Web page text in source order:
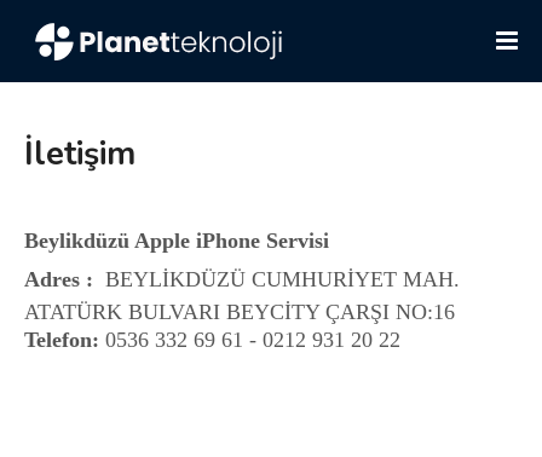
İletişim
Beylikdüzü Apple iPhone Servisi
Adres : BEYLİKDÜZÜ CUMHURİYET MAH.
ATATÜRK BULVARI BEYCİTY ÇARŞI NO:16
Telefon: 0536 332 69 61 - 0212 931 20 22